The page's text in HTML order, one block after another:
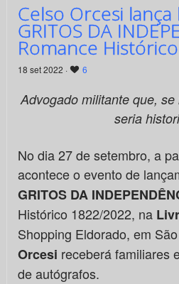
Celso Orcesi lança
GRITOS DA
Romance
18 set 2022 · 6
Advogado militante que,
seria
No dia 27 de setembro, a
acontece o evento de
GRITOS DA
Histórico 1822/2022, na
Shopping Eldorado, em
Orcesi receberá familiares
de autógrafos.